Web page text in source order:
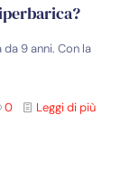
9 anni. Con la
0 Leggi di più